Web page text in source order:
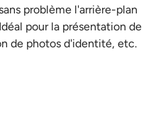
problème l'arrière-plan
pour la présentation de
de photos d'identité, etc.